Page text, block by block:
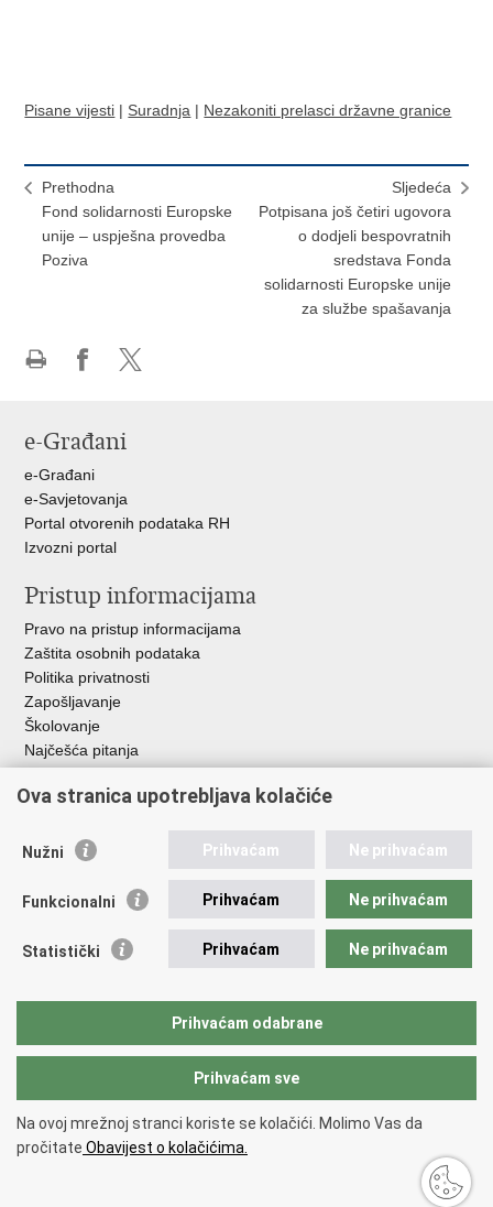
Pisane vijesti | Suradnja | Nezakoniti prelasci državne granice
Prethodna
Fond solidarnosti Europske
unije – uspješna provedba
Poziva
Sljedeća
Potpisana još četiri ugovora
o dodjeli bespovratnih
sredstava Fonda
solidarnosti Europske unije
za službe spašavanja
Facebooku
X-
e-Građani
e-Građani
e-Savjetovanja
Portal otvorenih podataka RH
Izvozni portal
Pristup informacijama
Pravo na pristup informacijama
Zaštita osobnih podataka
Politika privatnosti
Zapošljavanje
Školovanje
Najčešća pitanja
Važne poveznice
EMN Nacionalna kontaktna točka za Republiku Hrvatsku
Policijska akademija
Zaklada policijske solidarnosti
Udruge
Copyright © 2026 Ministarstvo unutarnjih poslova Republike Hrvatske.
Uvjeti korištenja.Izjava o pristupačnosti
Ova stranica upotrebljava kolačiće
Nužni Prihvaćam Ne prihvaćam
Funkcionalni Prihvaćam Ne prihvaćam
Statistički Prihvaćam Ne prihvaćam
Prihvaćam odabrane
Prihvaćam sve
Na ovoj mrežnoj stranci koriste se kolačići. Molimo Vas da
pročitate Obavijest o kolačićima.